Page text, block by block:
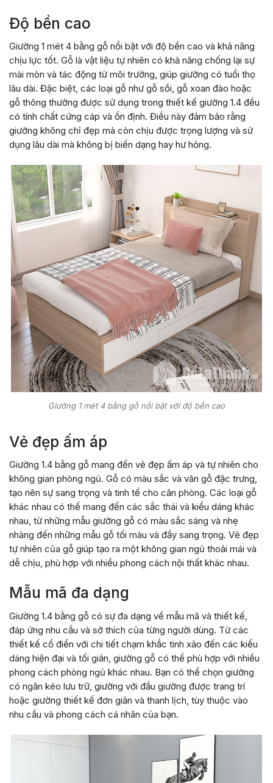
Độ bền cao
Giường 1 mét 4 bằng gỗ nổi bật với độ bền cao và khả năng
chịu lực tốt. Gỗ là vật liệu tự nhiên có khả năng chống lại sự
mài mòn và tác động từ môi trường, giúp giường có tuổi thọ
lâu dài. Đặc biệt, các loại gỗ như gỗ sồi, gỗ xoan đào hoặc
gỗ thông thường được sử dụng trong thiết kế giường 1.4 đều
có tính chất cứng cáp và ổn định. Điều này đảm bảo rằng
giường không chỉ đẹp mà còn chịu được trọng lượng và sử
dụng lâu dài mà không bị biến dạng hay hư hỏng.
Giường 1 mét 4 bằng gỗ nổi bật với độ bền cao
Vẻ đẹp ấm áp
Giường 1.4 bằng gỗ mang đến vẻ đẹp ấm áp và tự nhiên cho
không gian phòng ngủ. Gỗ có màu sắc và vân gỗ đặc trưng,
tạo nên sự sang trọng và tinh tế cho căn phòng. Các loại gỗ
khác nhau có thể mang đến các sắc thái và kiểu dáng khác
nhau, từ những mẫu giường gỗ có màu sắc sáng và nhẹ
nhàng đến những mẫu gỗ tối màu và đầy sang trọng. Vẻ đẹp
tự nhiên của gỗ giúp tạo ra một không gian ngủ thoải mái và
dễ chịu, phù hợp với nhiều phong cách nội thất khác nhau.
Mẫu mã đa dạng
Giường 1.4 bằng gỗ có sự đa dạng về mẫu mã và thiết kế,
đáp ứng nhu cầu và sở thích của từng người dùng. Từ các
thiết kế cổ điển với chi tiết chạm khắc tinh xảo đến các kiểu
dáng hiện đại và tối giản, giường gỗ có thể phù hợp với nhiều
phong cách phòng ngủ khác nhau. Bạn có thể chọn giường
có ngăn kéo lưu trữ, giường với đầu giường được trang trí
hoặc giường thiết kế đơn giản và thanh lịch, tùy thuộc vào
nhu cầu và phong cách cá nhân của bạn.